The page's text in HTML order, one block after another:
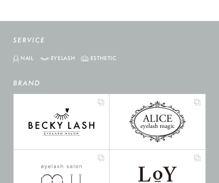
SERVICE
NAIL EYELASH ESTHETIC
BRAND